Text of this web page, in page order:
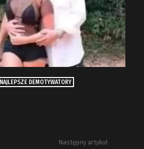
NAJLEPSZE DEMOTYWATORY
Następny artykuł